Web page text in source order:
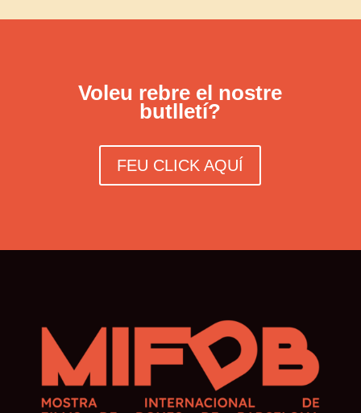
Voleu rebre el nostre
butlletí?
FEU CLICK AQUÍ